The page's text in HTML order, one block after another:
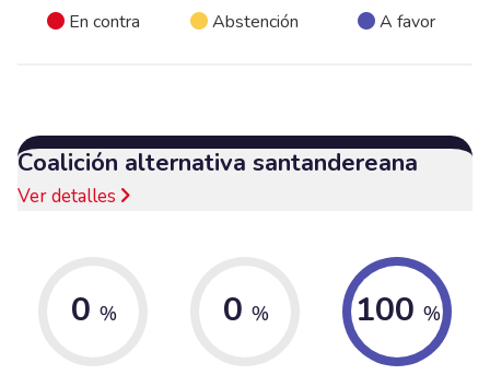
En contra Abstención A favor
Coalición alternativa santandereana
Ver detalles
0 % 0 % 100 %